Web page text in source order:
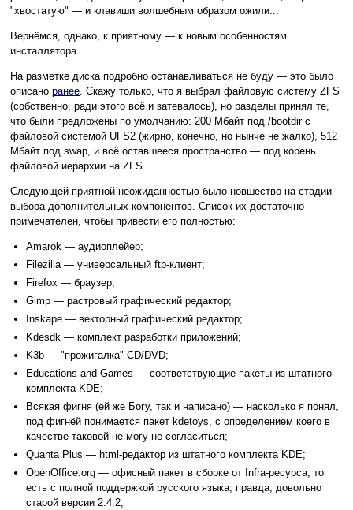
"хвостатую" — и клавиши волшебным образом ожили...
Вернёмся, однако, к приятному — к новым особенностям
инсталлятора.
На разметке диска подробно останавливаться не буду — это было
описано ранее. Скажу только, что я выбрал файловую систему ZFS
(собственно, ради этого всё и затевалось), но разделы принял те,
что были предложены по умолчанию: 200 Мбайт под /bootdir с
файловой системой UFS2 (жирно, конечно, но нынче не жалко), 512
Мбайт под swap, и всё оставшееся пространство — под корень
файловой иерархии на ZFS.
Следующей приятной неожиданностью было новшество на стадии
выбора дополнительных компонентов. Список их достаточно
примечателен, чтобы привести его полностью:
Amarok — аудиоплейер;
Filezilla — универсальный ftp-клиент;
Firefox — браузер;
Gimp — растровый графический редактор;
Inskape — векторный графический редактор;
Kdesdk — комплект разработки приложений;
K3b — "прожигалка" CD/DVD;
Educations and Games — соответствующие пакеты из штатного
комплекта KDE;
Всякая фигня (ей же Богу, так и написано) — насколько я понял,
под фигнёй понимается пакет kdetoys, с определением коего в
качестве таковой не могу не согласиться;
Quanta Plus — html-редактор из штатного комплекта KDE;
OpenOffice.org — офисный пакет в сборке от Infra-ресурса, то
есть с полной поддержкой русского языка, правда, довольно
старой версии 2.4.2;